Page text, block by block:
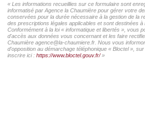
« Les informations recueillies sur ce formulaire sont
informatisé par Agence la Chaumière pour gérer votre
conservées pour la durée nécessaire à la gestion de la
des prescriptions légales applicables et sont destinées à
Conformément à la loi « informatique et libertés », vous
d'accès aux données vous concernant et les faire
Chaumière agence@la-chaumiere.fr. Nous vous
d'opposition au démarchage téléphonique « Bloctel »,
inscrire ici : https://www.bloctel.gouv.fr/»